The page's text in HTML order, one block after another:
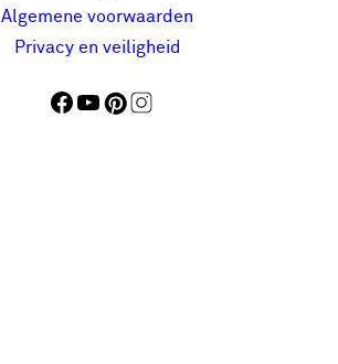
Algemene voorwaarden
Privacy en veiligheid